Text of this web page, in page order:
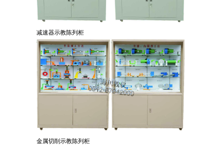
减速器示教陈列柜
金属切削示教陈列柜